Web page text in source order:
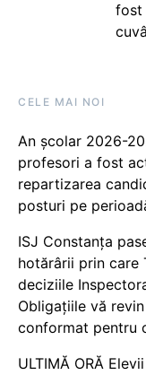
fost
CELE MAI NOI
An școlar 2026-
profesori a fost
repartizarea
posturi pe
ISJ Constanța
hotărârii prin care
deciziile
Obligațiile vă
conformat pentru
ULTIMĂ ORĂ